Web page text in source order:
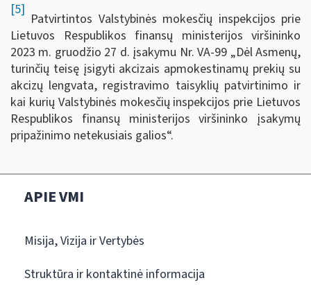
[5]
Patvirtintos Valstybinės mokesčių inspekcijos prie
Lietuvos Respublikos finansų ministerijos viršininko
2023 m. gruodžio 27 d. įsakymu Nr. VA-99 „Dėl Asmenų,
turinčių teisę įsigyti akcizais apmokestinamų prekių su
akcizų lengvata, registravimo taisyklių patvirtinimo ir
kai kurių Valstybinės mokesčių inspekcijos prie Lietuvos
Respublikos finansų ministerijos viršininko įsakymų
pripažinimo netekusiais galios“.
APIE VMI
Misija, Vizija ir Vertybės
Struktūra ir kontaktinė informacija